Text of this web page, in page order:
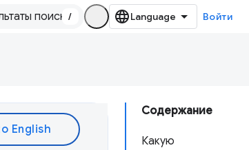
/ Войти
Содержание
Какую